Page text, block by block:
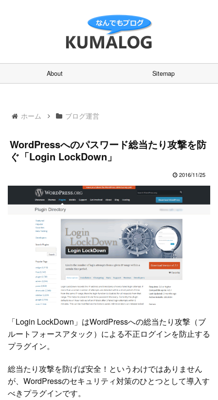
About Sitemap
ホーム ブログ運営
WordPressへのパスワード総当たり攻撃を防
ぐ「Login LockDown」
2016/11/25
「Login LockDown」はWordPressへの総当たり攻撃（ブ
ルートフォースアタック）による不正ログインを防止する
プラグイン。
総当たり攻撃を防げば安全！というわけではありません
が、WordPressのセキュリティ対策のひとつとして導入す
べきプラグインです。